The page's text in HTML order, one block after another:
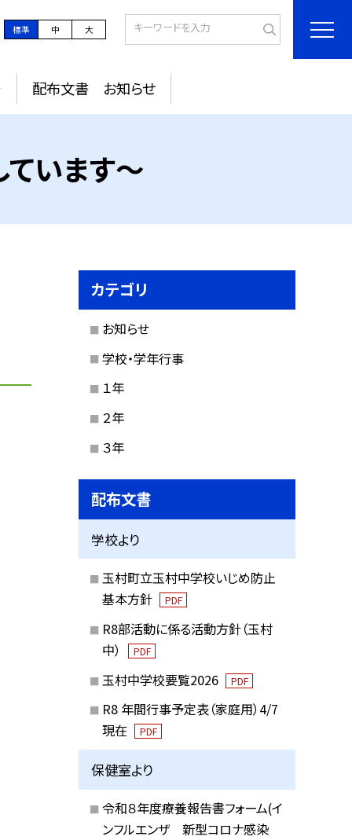
標準 中 大
配布文書 お知らせ
います～
カテゴリ
お知らせ
学校・学年行事
１年
２年
３年
配布文書
学校より
玉村町立玉村中学校いじめ防止
基本方針
PDF
R8部活動に係る活動方針（玉村
中）
PDF
玉村中学校要覧2026 PDF
R8 年間行事予定表（家庭用）4/7
現在
PDF
保健室より
令和８年度療養報告書フォーム(イ
ンフルエンザ 新型コロナ感染